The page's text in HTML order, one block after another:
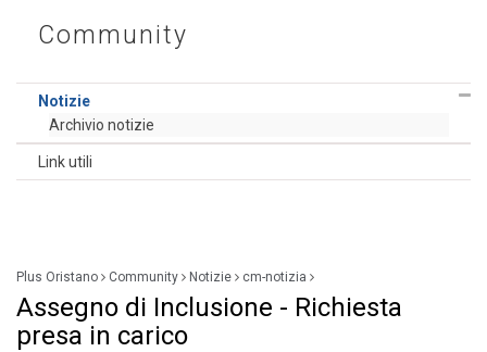
Community
Notizie
Archivio notizie
Link utili
Plus Oristano Community Notizie cm-notizia
Assegno di Inclusione - Richiesta
presa in carico